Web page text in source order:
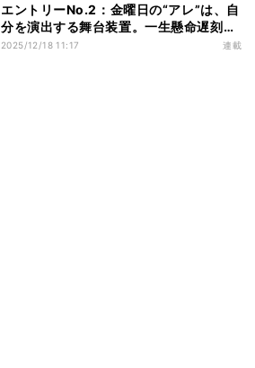
エントリーNo.2：金曜日の“アレ”は、自
分を演出する舞台装置。一生懸命遅刻す
る、出世アピールモンスター
2025/12/18 11:17 連載